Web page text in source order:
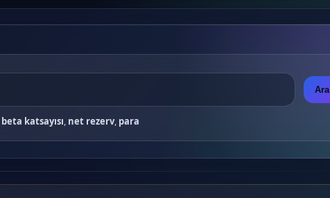
Ara
beta katsayısı, net rezerv, para